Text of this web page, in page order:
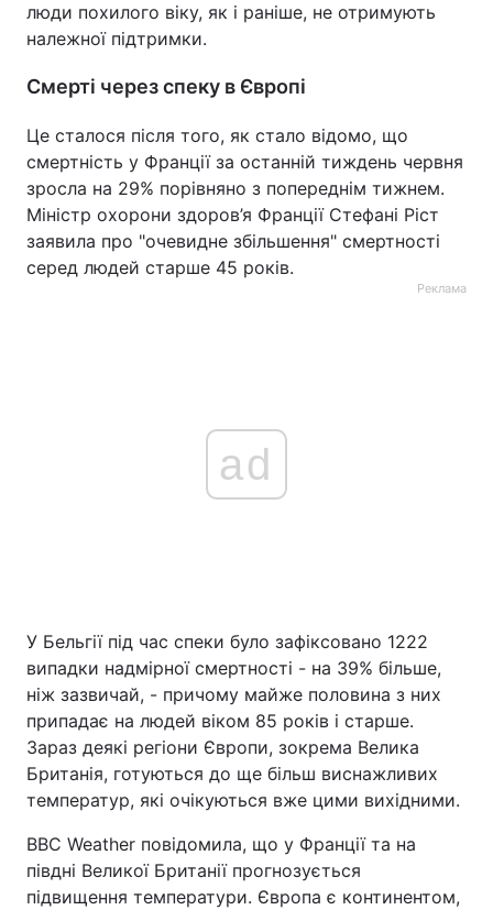
люди похилого віку, як і раніше, не отримують
належної підтримки.
Смерті через спеку в Європі
Це сталося після того, як стало відомо, що
смертність у Франції за останній тиждень червня
зросла на 29% порівняно з попереднім тижнем.
Міністр охорони здоров’я Франції Стефані Ріст
заявила про "очевидне збільшення" смертності
серед людей старше 45 років.
Реклама
ad
У Бельгії під час спеки було зафіксовано 1222
випадки надмірної смертності - на 39% більше,
ніж зазвичай, - причому майже половина з них
припадає на людей віком 85 років і старше.
Зараз деякі регіони Європи, зокрема Велика
Британія, готуються до ще більш виснажливих
температур, які очікуються вже цими вихідними.
BBC Weather повідомила, що у Франції та на
півдні Великої Британії прогнозується
підвищення температури. Європа є континентом,